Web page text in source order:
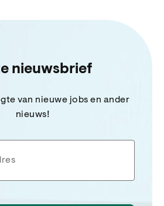
nieuwsbrief
van nieuwe jobs en ander
nieuws!